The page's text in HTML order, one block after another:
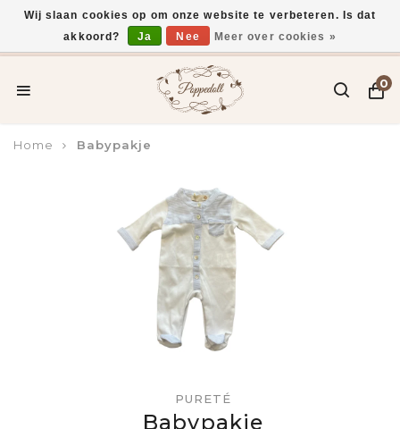
Voor 15:00 uur besteld, vandaag verzonden*
0
Home Babypakje
PURETÉ
Babypakje
Wij slaan cookies op om onze website te verbeteren. Is dat
akkoord?
Ja Nee Meer over cookies »